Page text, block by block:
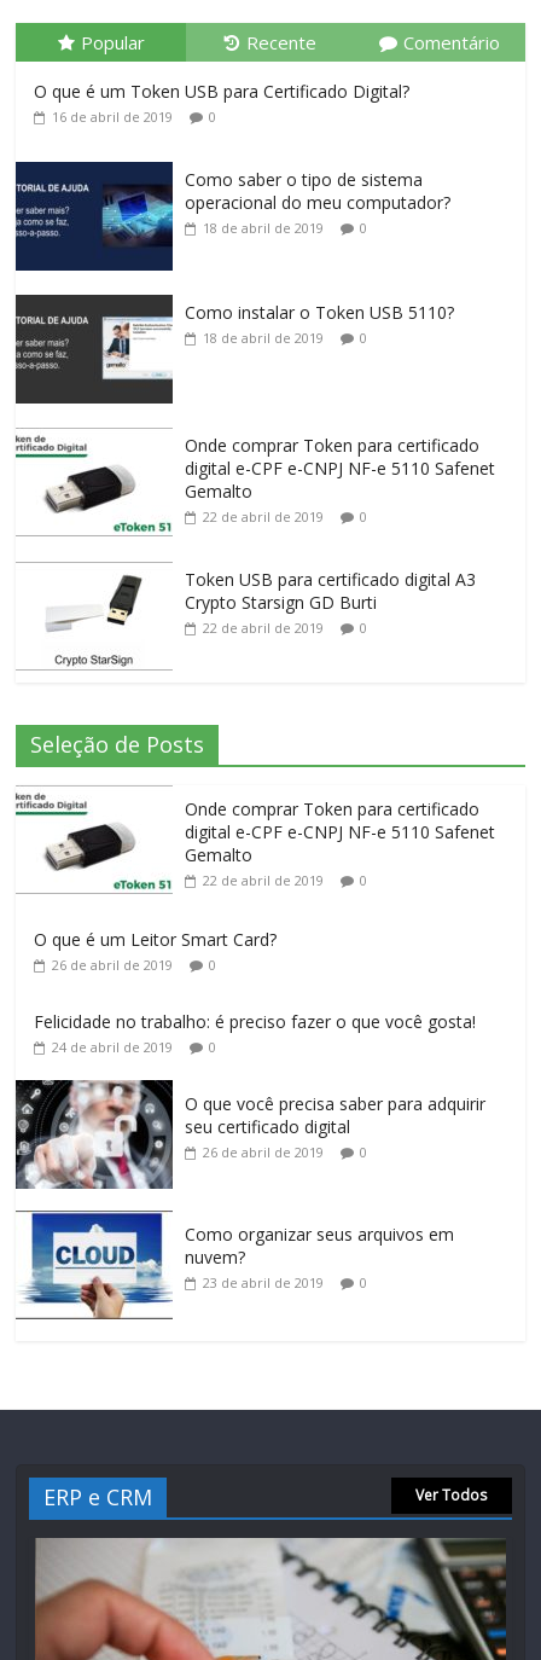
Popular Recente Comentário
O que é um Token USB para Certificado Digital?
16 de abril de 2019 0
Como saber o tipo de sistema
operacional do meu computador?
18 de abril de 2019 0
Como instalar o Token USB 5110?
18 de abril de 2019 0
Onde comprar Token para certificado
digital e-CPF e-CNPJ NF-e 5110 Safenet
Gemalto
22 de abril de 2019 0
Token USB para certificado digital A3
Crypto Starsign GD Burti
22 de abril de 2019 0
Seleção de Posts
Onde comprar Token para certificado
digital e-CPF e-CNPJ NF-e 5110 Safenet
Gemalto
22 de abril de 2019 0
O que é um Leitor Smart Card?
26 de abril de 2019 0
Felicidade no trabalho: é preciso fazer o que você gosta!
24 de abril de 2019 0
O que você precisa saber para adquirir
seu certificado digital
26 de abril de 2019 0
Como organizar seus arquivos em
nuvem?
23 de abril de 2019 0
ERP e CRM Ver Todos